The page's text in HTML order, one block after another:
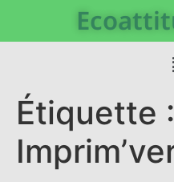
Étiquette :